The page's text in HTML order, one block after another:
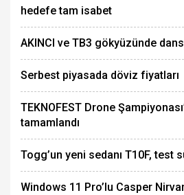
hedefe tam isabet
AKINCI ve TB3 gökyüzünde
Serbest piyasada döviz fiyatları
TEKNOFEST Drone
tamamlandı
Togg’un yeni sedanı T10F, test
Windows 11 Pro’lu Casper